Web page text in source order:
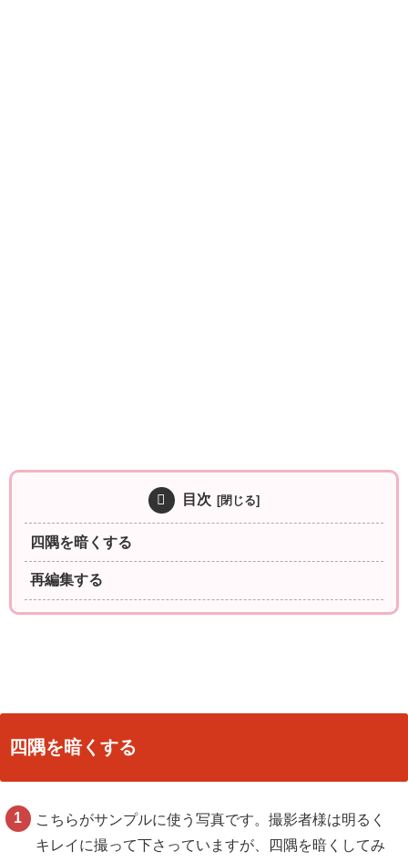
目次
四隅を暗くする
再編集する
四隅を暗くする
こちらがサンプルに使う写真です。撮影者様は明るく
キレイに撮って下さっていますが、四隅を暗くしてみ